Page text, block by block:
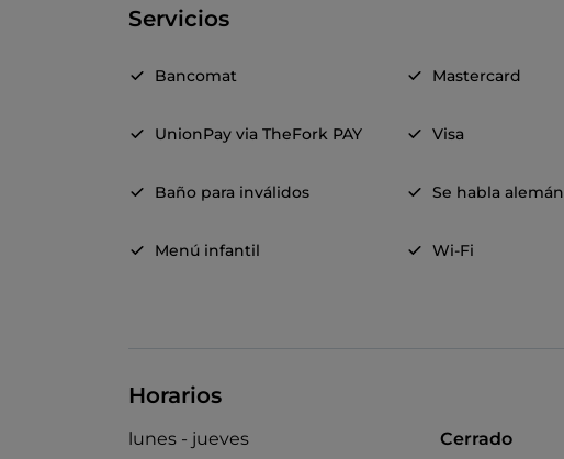
Servicios
Bancomat Mastercard
UnionPay via TheFork PAY Visa
Baño para inválidos Se habla alemán
Menú infantil Wi-Fi
Horarios
lunes - jueves
Cerrado